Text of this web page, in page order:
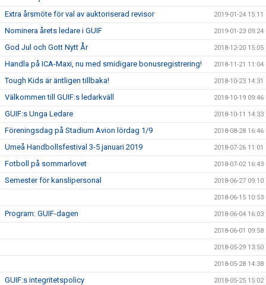
Extra årsmöte för val av auktoriserad revisor 2019-01-24 15:11
Nominera årets ledare i GUIF 2019-01-23 09:24
God Jul och Gott Nytt År 2018-12-20 15:05
Handla på ICA-Maxi, nu med smidigare bonusregistrering! 2018-11-21 11:04
Tough Kids är äntligen tillbaka! 2018-10-23 14:31
Välkommen till GUIF:s ledarkväll 2018-10-19 09:46
GUIF:s Unga Ledare 2018-10-11 14:33
Föreningsdag på Stadium Avion lördag 1/9 2018-08-28 16:46
Umeå Handbollsfestival 3-5 januari 2019 2018-07-26 11:01
Fotboll på sommarlovet 2018-07-02 16:43
Semester för kanslipersonal 2018-06-27 09:10
2018-06-15 10:53
Program: GUIF-dagen 2018-06-04 16:03
2018-06-01 09:58
2018-05-29 13:50
2018-05-28 14:38
GUIF:s integritetspolicy 2018-05-25 15:02